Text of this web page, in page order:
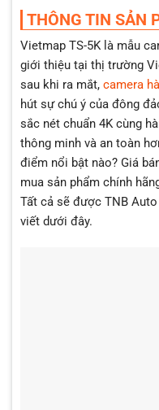
Hỗ trợ ghi hình vòng
Giám sát đỗ xe 24/7
Cho phép người dùng
THÔNG TIN SẢN
Vietmap TS-5K là mẫu
giới thiệu tại thị trường
sau khi ra mắt, camera
hút sự chú ý của đông
sắc nét chuẩn 4K cùng
thông minh và an toàn
điểm nổi bật nào? Giá
mua sản phẩm chính
Tất cả sẽ được TNB
viết dưới đây.